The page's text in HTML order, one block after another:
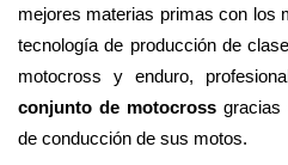
mejores materias primas con los
tecnología de producción de
conjunto de motocross gracias
de conducción de sus motos.